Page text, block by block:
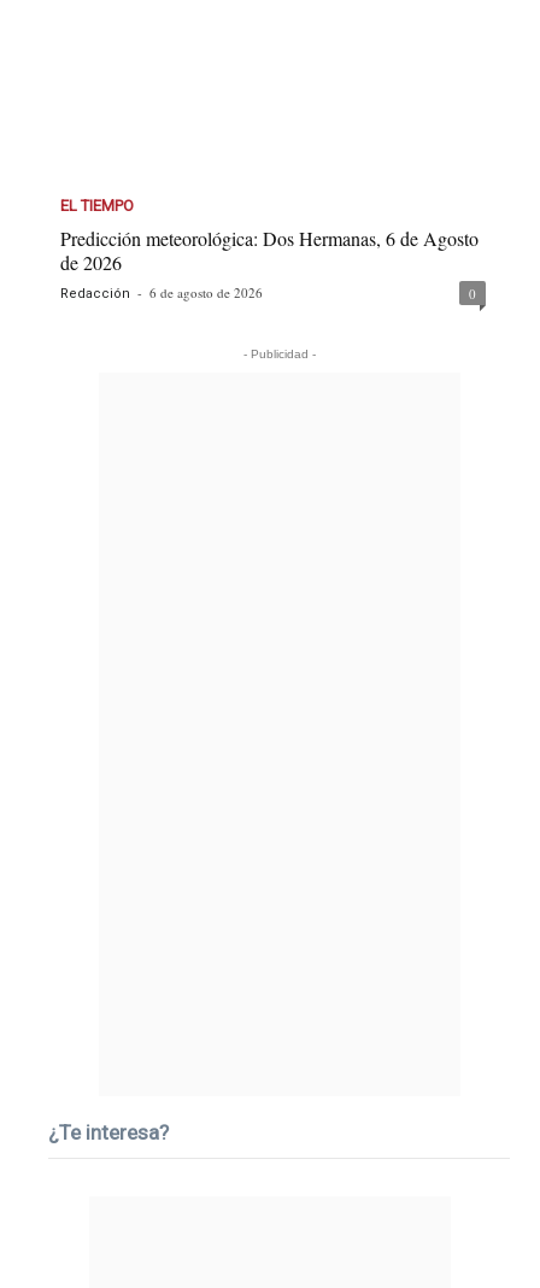
EL TIEMPO
Predicción meteorológica: Dos Hermanas, 6 de Agosto
de 2026
Redacción - 6 de agosto de 2026 0
- Publicidad -
¿Te interesa?